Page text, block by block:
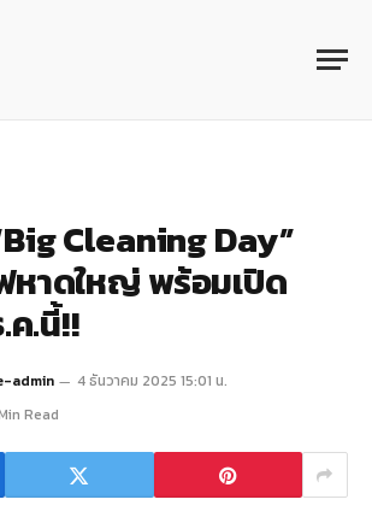
Cleaning Day”
หาดใหญ่ พร้อมเปิด
ค.นี้!!
admin
4 ธันวาคม 2025 15:01 น.
Read